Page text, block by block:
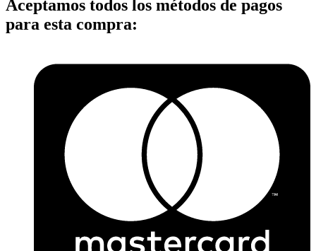
Aceptamos todos los métodos de pagos
para esta compra: